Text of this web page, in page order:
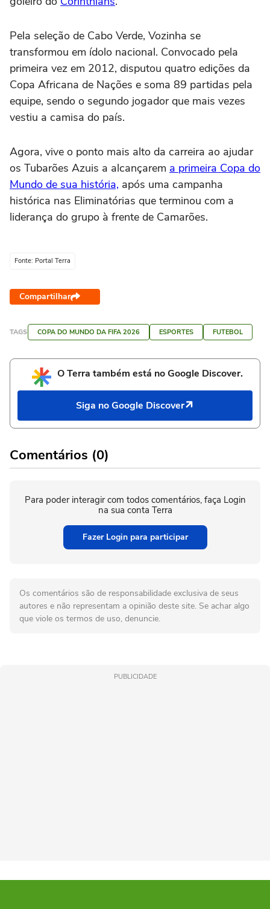
Pela seleção de Cabo Verde, Vozinha se
transformou em ídolo nacional. Convocado pela
primeira vez em 2012, disputou quatro edições da
Copa Africana de Nações e soma 89 partidas pela
equipe, sendo o segundo jogador que mais vezes
vestiu a camisa do país.
Agora, vive o ponto mais alto da carreira ao ajudar
os Tubarões Azuis a alcançarem a primeira Copa do
Mundo de sua história, após uma campanha
histórica nas Eliminatórias que terminou com a
liderança do grupo à frente de Camarões.
Fonte: Portal Terra
Compartilhar
TAGS COPA DO MUNDO DA FIFA 2026 ESPORTES FUTEBOL
O Terra também está no Google Discover.
Siga no Google Discover
Comentários (0)
Para poder interagir com todos comentários, faça Login
na sua conta Terra
Fazer Login para participar
Os comentários são de responsabilidade exclusiva de seus
autores e não representam a opinião deste site. Se achar algo
que viole os termos de uso, denuncie.
PUBLICIDADE